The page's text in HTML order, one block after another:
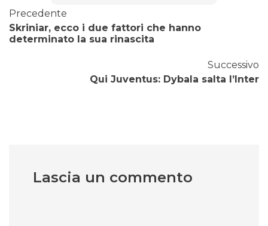
Precedente
Skriniar, ecco i due fattori che hanno
determinato la sua rinascita
Successivo
Qui Juventus: Dybala salta l’Inter
Lascia un commento